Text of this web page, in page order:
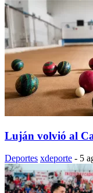
Luján volvió al
Deportes xdeporte - 5